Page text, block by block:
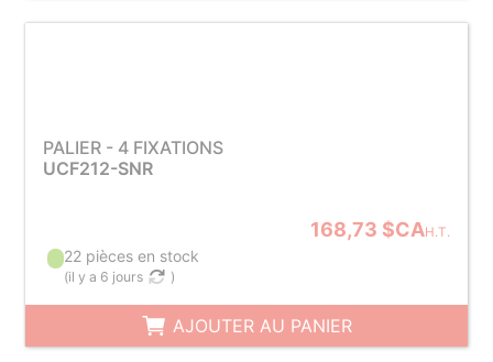
PALIER - 4 FIXATIONS
UCF212-SNR
168,73 $CAH.T.
22 pièces en stock
(il y a 6 jours )
AJOUTER AU PANIER